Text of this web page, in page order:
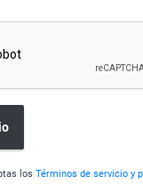
losTérminos de servicio y